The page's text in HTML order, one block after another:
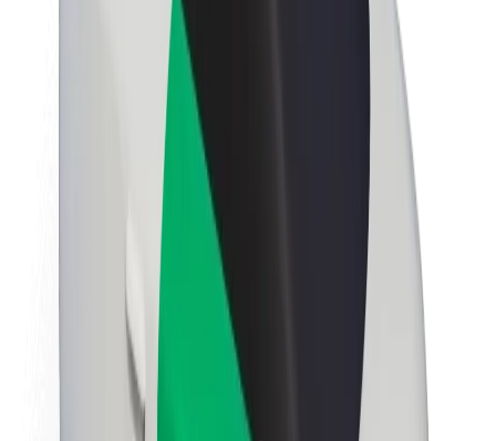
O firmie Bolt
Zrównoważony rozwój w Bolt
Projekt Zero
Biuro prasowe
Wytyczne dotyczące marki
Relacje inwestorskie
Zespół zarządzający
Marka